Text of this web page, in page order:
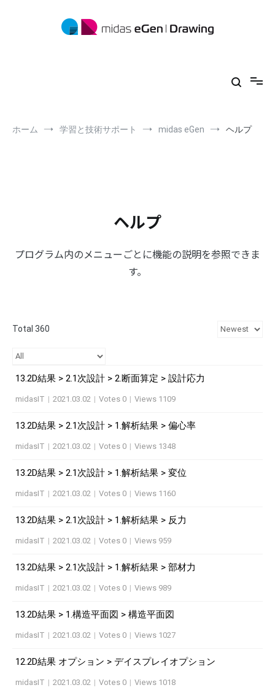
ホーム 学習と技術サポート midas eGen ヘルプ
ヘルプ
プログラム内のメニューごとに機能の説明を参照できま
す。
Total 360
13.2D結果 > 2.1次設計 > 2.断面算定 > 設計応力
midasIT | 2021.03.02 | Votes 0 | Views 1109
13.2D結果 > 2.1次設計 > 1.解析結果 > 偏心率
midasIT | 2021.03.02 | Votes 0 | Views 1348
13.2D結果 > 2.1次設計 > 1.解析結果 > 変位
midasIT | 2021.03.02 | Votes 0 | Views 1160
13.2D結果 > 2.1次設計 > 1.解析結果 > 反力
midasIT | 2021.03.02 | Votes 0 | Views 959
13.2D結果 > 2.1次設計 > 1.解析結果 > 部材力
midasIT | 2021.03.02 | Votes 0 | Views 989
13.2D結果 > 1.構造平面図 > 構造平面図
midasIT | 2021.03.02 | Votes 0 | Views 1027
12.2D結果 オプション > デイスプレイオプション
midasIT | 2021.03.02 | Votes 0 | Views 1018